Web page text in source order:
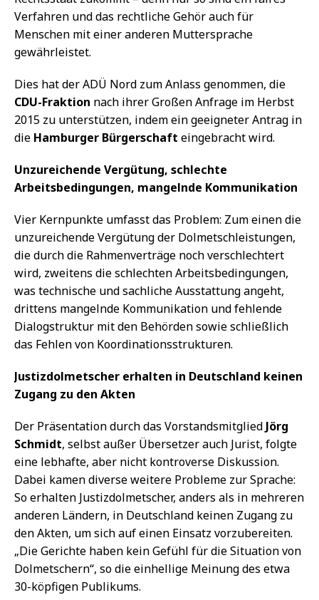
Verfahren und das rechtliche Gehör auch für
Menschen mit einer anderen Muttersprache
gewährleistet.
Dies hat der ADÜ Nord zum Anlass genommen, die
CDU-Fraktion nach ihrer Großen Anfrage im Herbst
2015 zu unterstützen, indem ein geeigneter Antrag in
die Hamburger Bürgerschaft eingebracht wird.
Unzureichende Vergütung, schlechte
Arbeitsbedingungen, mangelnde Kommunikation
Vier Kernpunkte umfasst das Problem: Zum einen die
unzureichende Vergütung der Dolmetschleistungen,
die durch die Rahmenverträge noch verschlechtert
wird, zweitens die schlechten Arbeitsbedingungen,
was technische und sachliche Ausstattung angeht,
drittens mangelnde Kommunikation und fehlende
Dialogstruktur mit den Behörden sowie schließlich
das Fehlen von Koordinationsstrukturen.
Justizdolmetscher erhalten in Deutschland keinen
Zugang zu den Akten
Der Präsentation durch das Vorstandsmitglied Jörg
Schmidt, selbst außer Übersetzer auch Jurist, folgte
eine lebhafte, aber nicht kontroverse Diskussion.
Dabei kamen diverse weitere Probleme zur Sprache:
So erhalten Justizdolmetscher, anders als in mehreren
anderen Ländern, in Deutschland keinen Zugang zu
den Akten, um sich auf einen Einsatz vorzubereiten.
„Die Gerichte haben kein Gefühl für die Situation von
Dolmetschern“, so die einhellige Meinung des etwa
30-köpfigen Publikums.